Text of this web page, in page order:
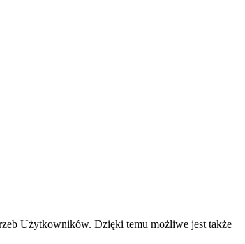
Użytkowników. Dzięki temu możliwe jest także